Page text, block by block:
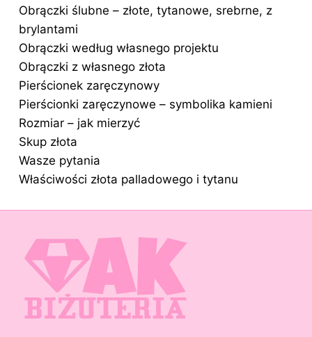
Obrączki ślubne – złote, tytanowe, srebrne, z
brylantami
Obrączki według własnego projektu
Obrączki z własnego złota
Pierścionek zaręczynowy
Pierścionki zaręczynowe – symbolika kamieni
Rozmiar – jak mierzyć
Skup złota
Wasze pytania
Właściwości złota palladowego i tytanu